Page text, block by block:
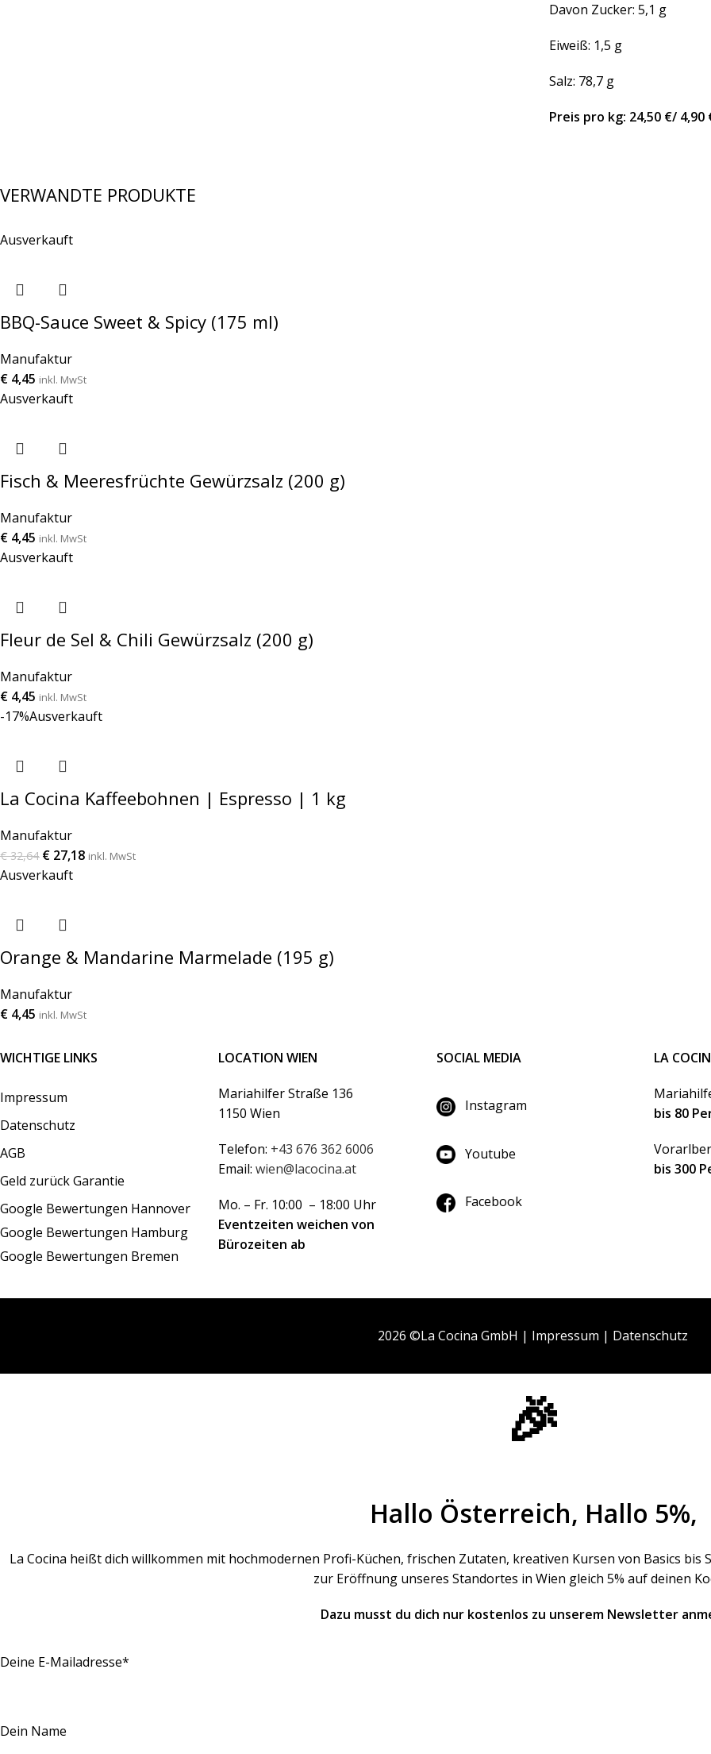
Davon Zucker: 5,1 g
Eiweiß: 1,5 g
Salz: 78,7 g
Preis pro kg: 24,50 €/ 4,90
VERWANDTE PRODUKTE
Ausverkauft
BBQ-Sauce Sweet & Spicy (175 ml)
Manufaktur
€ 4,45 inkl. MwSt
Ausverkauft
Fisch & Meeresfrüchte Gewürzsalz (200 g)
Manufaktur
€ 4,45 inkl. MwSt
Ausverkauft
Fleur de Sel & Chili Gewürzsalz (200 g)
Manufaktur
€ 4,45 inkl. MwSt
-17%Ausverkauft
La Cocina Kaffeebohnen | Espresso | 1 kg
Manufaktur
€32,64 € 27,18 inkl. MwSt
Ausverkauft
Orange & Mandarine Marmelade (195 g)
Manufaktur
€ 4,45 inkl. MwSt
WICHTIGE LINKS
Impressum
Datenschutz
AGB
Geld zurück Garantie
Google Bewertungen Hannover
Google Bewertungen Hamburg
Google Bewertungen Bremen
LOCATION WIEN
Mariahilfer Straße 136
1150 Wien
Telefon: +43 676 362 6006
Email: wien@lacocina.at
Mo. – Fr. 10:00 – 18:00 Uhr
Eventzeiten weichen von
Bürozeiten ab
SOCIAL MEDIA
Instagram
Youtube
Facebook
LA
bis 80
bis 300
2026 ©La Cocina GmbH | Impressum | Datenschutz
🎉
Hallo Österreich, Hallo 5%,
La Cocina heißt dich willkommen mit hochmodernen Profi-Küchen, frischen Zutaten, kreativen Kursen von Basics
zur Eröffnung unseres Standortes in Wien gleich 5% auf deinen
Dazu musst du dich nur kostenlos zu unserem Newsletter
Deine E-Mailadresse*
Dein Name